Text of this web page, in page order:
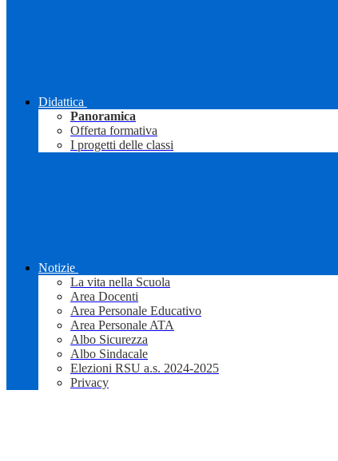
Didattica
Panoramica
Offerta formativa
I progetti delle classi
Notizie
La vita nella Scuola
Area Docenti
Area Personale Educativo
Area Personale ATA
Albo Sicurezza
Albo Sindacale
Elezioni RSU a.s. 2024-2025
Privacy